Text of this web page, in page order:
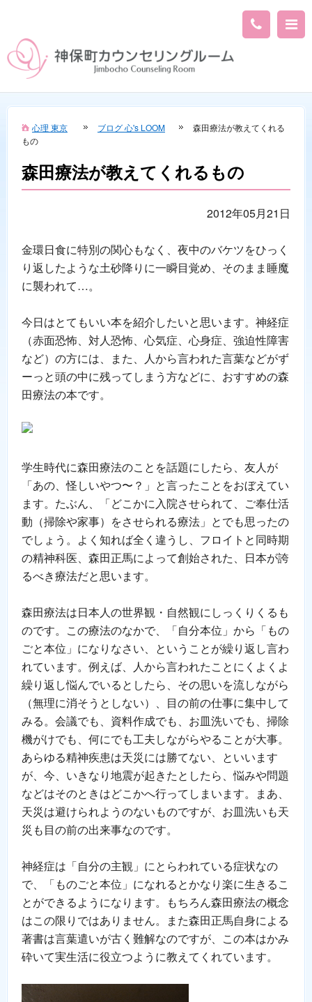
心理 東京 ブログ 心's LOOM
森田療法が教えてくれる
もの
森田療法が教えてくれるもの
2012年05月21日
金環日食に特別の関心もなく、夜中のバケツをひっく
り返したような土砂降りに一瞬目覚め、そのまま睡魔
に襲われて…。
今日はとてもいい本を紹介したいと思います。神経症
（赤面恐怖、対人恐怖、心気症、心身症、強迫性障害
など）の方には、また、人から言われた言葉などがず
ーっと頭の中に残ってしまう方などに、おすすめの森
田療法の本です。
学生時代に森田療法のことを話題にしたら、友人が
「あの、怪しいやつ〜？」と言ったことをおぼえてい
ます。たぶん、「どこかに入院させられて、ご奉仕活
動（掃除や家事）をさせられる療法」とでも思ったの
でしょう。よく知れば全く違うし、フロイトと同時期
の精神科医、森田正馬によって創始された、日本が誇
るべき療法だと思います。
森田療法は日本人の世界観・自然観にしっくりくるも
のです。この療法のなかで、「自分本位」から「もの
ごと本位」になりなさい、ということが繰り返し言わ
れています。例えば、人から言われたことにくよくよ
繰り返し悩んでいるとしたら、その思いを流しながら
（無理に消そうとしない）、目の前の仕事に集中して
みる。会議でも、資料作成でも、お皿洗いでも、掃除
機がけでも、何にでも工夫しながらやることが大事。
あらゆる精神疾患は天災には勝てない、といいます
が、今、いきなり地震が起きたとしたら、悩みや問題
などはそのときはどこかへ行ってしまいます。まあ、
天災は避けられようのないものですが、お皿洗いも天
災も目の前の出来事なのです。
神経症は「自分の主観」にとらわれている症状なの
で、「ものごと本位」になれるとかなり楽に生きるこ
とができるようになります。もちろん森田療法の概念
はこの限りではありません。また森田正馬自身による
著書は言葉遣いが古く難解なのですが、この本はかみ
砕いて実生活に役立つように教えてくれています。